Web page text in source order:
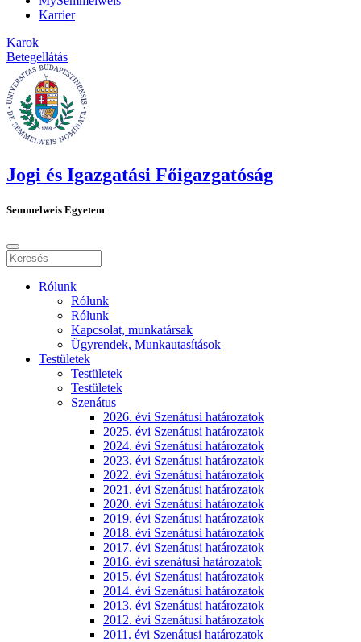
Karrier
Karok
Betegellátás
Jogi és Igazgatási Főigazgatóság
Semmelweis Egyetem
Rólunk
Rólunk
Rólunk
Kapcsolat, munkatársak
Ügyrendek, Munkautasítások
Testületek
Testületek
Testületek
Szenátus
2026. évi Szenátusi határozatok
2025. évi Szenátusi határozatok
2024. évi Szenátusi határozatok
2023. évi Szenátusi határozatok
2022. évi Szenátusi határozatok
2021. évi Szenátusi határozatok
2020. évi Szenátusi határozatok
2019. évi Szenátusi határozatok
2018. évi Szenátusi határozatok
2017. évi Szenátusi határozatok
2016. évi szenátusi határozatok
2015. évi Szenátusi határozatok
2014. évi Szenátusi határozatok
2013. évi Szenátusi határozatok
2012. évi Szenátusi határozatok
2011. évi Szenátusi határozatok